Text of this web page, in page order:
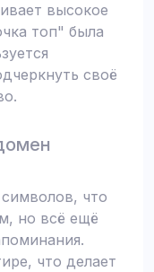
высокое
топ" была
своё
что
но всё ещё
что делает